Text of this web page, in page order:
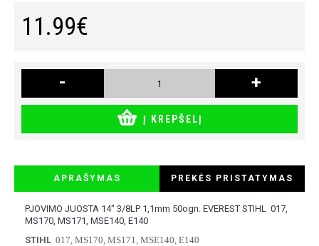
11.99€
- +
Į KREPŠELĮ
APRAŠYMAS PREKĖS PRISTATYMAS
PJOVIMO JUOSTA 14" 3/8LP 1,1mm 50ogn. EVEREST STIHL 017,
MS170, MS171, MSE140, E140
STIHL 017, MS170, MS171, MSE140, E140